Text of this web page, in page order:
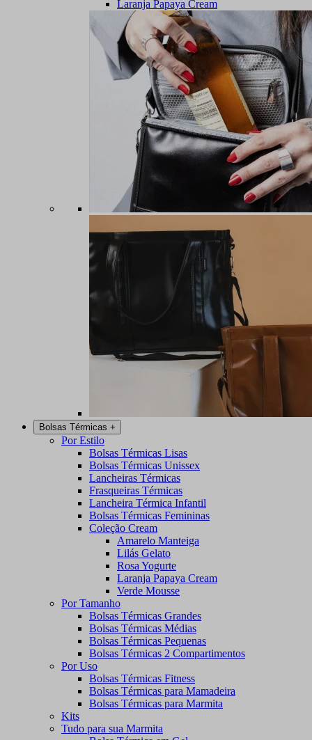
Laranja Papaya Cream
Bolsas Térmicas +
Por Estilo
Bolsas Térmicas Lisas
Bolsas Térmicas Unissex
Lancheiras Térmicas
Frasqueiras Térmicas
Lancheira Térmica Infantil
Bolsas Térmicas Femininas
Coleção Cream
Amarelo Manteiga
Lilás Gelato
Rosa Yogurte
Laranja Papaya Cream
Verde Mousse
Por Tamanho
Bolsas Térmicas Grandes
Bolsas Térmicas Médias
Bolsas Térmicas Pequenas
Bolsas Térmicas 2 Compartimentos
Por Uso
Bolsas Térmicas Fitness
Bolsas Térmicas para Mamadeira
Bolsas Térmicas para Marmita
Kits
Tudo para sua Marmita